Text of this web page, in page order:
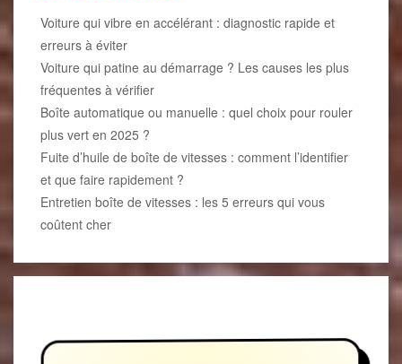
Voiture qui vibre en accélérant : diagnostic rapide et
erreurs à éviter
Voiture qui patine au démarrage ? Les causes les plus
fréquentes à vérifier
Boîte automatique ou manuelle : quel choix pour rouler
plus vert en 2025 ?
Fuite d’huile de boîte de vitesses : comment l’identifier
et que faire rapidement ?
Entretien boîte de vitesses : les 5 erreurs qui vous
coûtent cher